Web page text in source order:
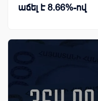
աճել է 8.66%-ով